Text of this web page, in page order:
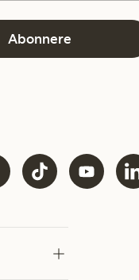
Abonnere